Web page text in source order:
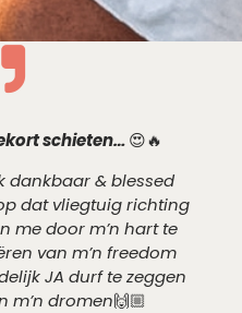
schieten…😍🔥
dankbaar & blessed
dat vliegtuig richting
me door m’n hart te
van m’n freedom
JA durf te zeggen
m’n dromen🙌🏼